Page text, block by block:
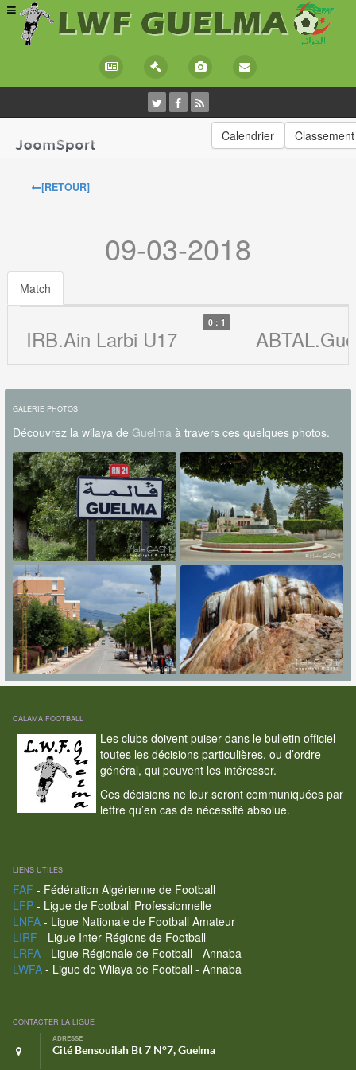
Calendrier Classement
[RETOUR]
09-03-2018
Match
IRB.Ain Larbi U17
0 : 1
GALERIE PHOTOS
Découvrez la wilaya de Guelma à travers ces quelques photos.
CALAMA FOOTBALL
Les clubs doivent puiser dans le bulletin officiel
toutes les décisions particulières, ou d’ordre
général, qui peuvent les intéresser.
Ces décisions ne leur seront communiquées par
lettre qu’en cas de nécessité absolue.
LIENS UTILES
FAF - Fédération Algérienne de Football
LFP- Ligue de Football Professionnelle
LNFA- Ligue Nationale de Football Amateur
LIRF - Ligue Inter-Régions de Football
LRFA- Ligue Régionale de Football - Annaba
LWFA- Ligue de Wilaya de Football - Annaba
CONTACTER LA LIGUE
ADRESSE
Cité Bensouilah Bt 7 N°7, Guelma